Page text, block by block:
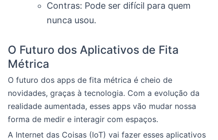
Contras: Pode ser difícil para quem
nunca usou.
O Futuro dos Aplicativos de Fita
Métrica
O futuro dos apps de fita métrica é cheio de
novidades, graças à tecnologia. Com a evolução da
realidade aumentada, esses apps vão mudar nossa
forma de medir e interagir com espaços.
A Internet das Coisas (IoT) vai fazer esses aplicativos